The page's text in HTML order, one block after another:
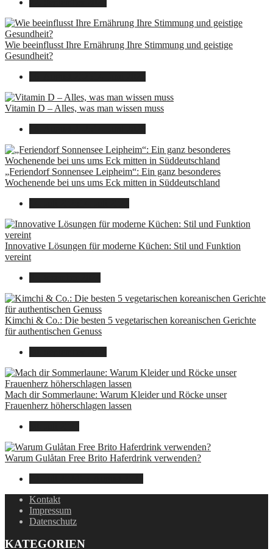
Wie beeinflusst Ihre Ernährung Ihre Stimmung und geistige
Gesundheit?
Vitamin D – Alles, was man wissen muss
„Feriendorf Sonnensee Leipheim“: Ein ganz besonderes
Wochenende bei uns ums Eck mitten in Süddeutschland
Innovative Lösungen für moderne Küchen: Stil und Funktion
vereint
Kimchi & Co.: Die besten 5 vegetarischen koreanischen Gerichte
für authentischen Genuss
Mach dir Sommerlaune: Warum Kleider und Röcke unser
Frauenherz höherschlagen lassen
Warum Gulåtan Free Brito Haferdrink verwenden?
Kontakt
Impressum
Datenschutz
KATEGORIEN